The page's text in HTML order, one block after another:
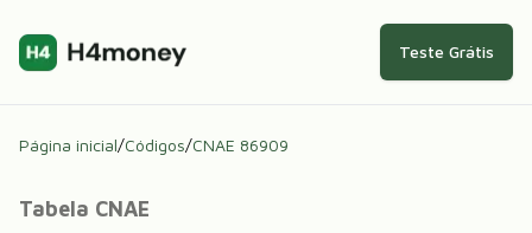
Teste Grátis
Página inicial/Códigos/CNAE 86909
Tabela CNAE